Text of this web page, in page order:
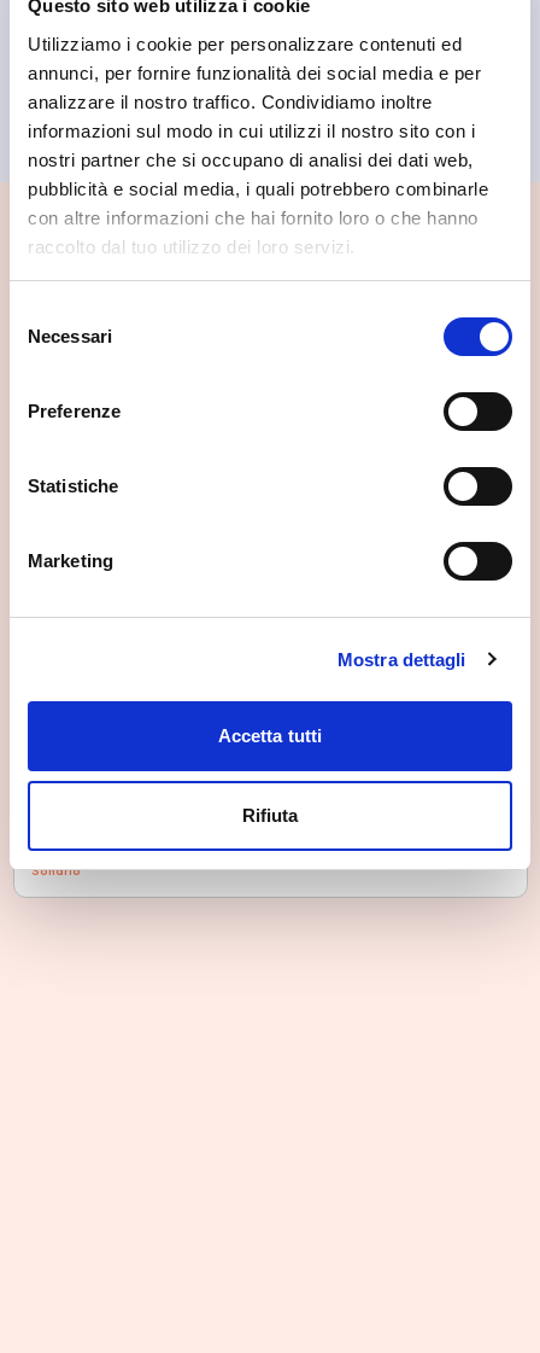
Questo sito web utilizza i cookie
Utilizziamo i cookie per personalizzare contenuti ed
annunci, per fornire funzionalità dei social media e per
analizzare il nostro traffico. Condividiamo inoltre
informazioni sul modo in cui utilizzi il nostro sito con i
nostri partner che si occupano di analisi dei dati web,
pubblicità e social media, i quali potrebbero combinarle
con altre informazioni che hai fornito loro o che hanno
raccolto dal tuo utilizzo dei loro servizi.
delNecessari
Preferenze
Statistiche
Marketing
Mostra dettagli
Accetta tutti
Rifiuta
📍 Cosa vedere nei dintorni
spunti utili.
Triangia
Sondrio